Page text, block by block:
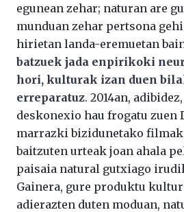
egunean zehar; naturan are
munduan zehar pertsona
hirietan landa-eremuetan
batzuek jada enpirikoki
hori, kulturak izan duen
erreparatuz. 2014an,
deskonexio hau frogatu zuen
marrazki bizidunetako
baitzuten urteak joan ahala
paisaia natural gutxiago
Gainera, gure produktu
adierazten duten moduan,